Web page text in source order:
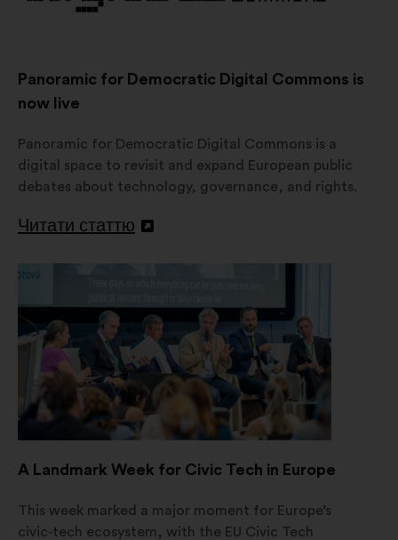
Panoramic for Democratic Digital Commons is
now live
Panoramic for Democratic Digital Commons is a
digital space to revisit and expand European public
debates about technology, governance, and rights.
Читати статтю
Відкрити
A Landmark Week for Civic Tech in Europe
This week marked a major moment for Europe’s
civic‑tech ecosystem, with the EU Civic Tech